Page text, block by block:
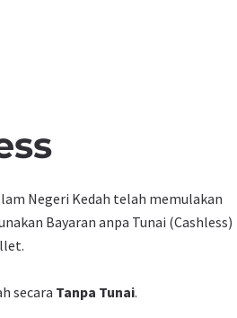
Negeri Kedah telah memulakan
Bayaran anpa Tunai (Cashless)
secara Tanpa Tunai.